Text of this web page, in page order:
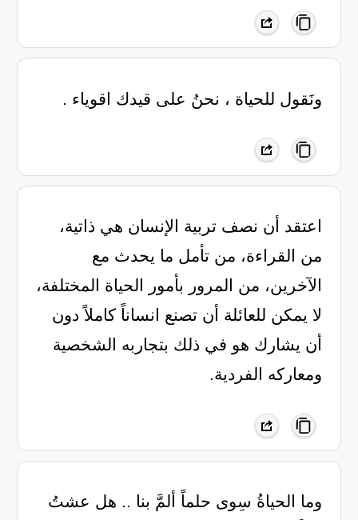
ونَقول للحياة ، نحنُ على قيدك اقوياء .
‏اعتقد أن نصف تربية الإنسان هي ذاتية،
من القراءة، من تأمل ما يحدث مع
الآخرين، من المرور بأمور الحياة المختلفة،
لا يمكن للعائلة أن تصنع انساناً كاملاً دون
أن يشارك هو في ذلك بتجاربه الشخصية
ومعاركه الفردية.
‏وما الحياةُ سِوى حلماً ألمَّ بنا .. هل عشتُ